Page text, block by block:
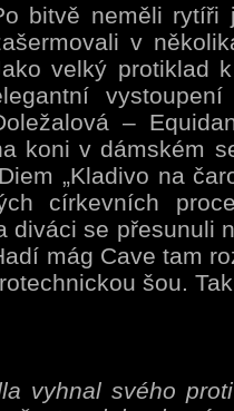
bitvě neměli
v
velký protiklad
–
koni v dámském
„Kladivo na
církevních
diváci se přesunuli
mág Cave tam
šou.
vyhnal svého